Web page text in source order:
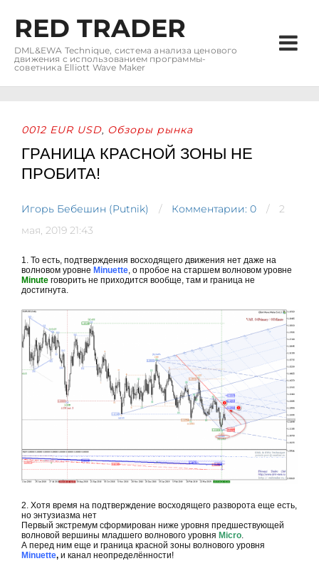
RED TRADER
DML&EWA Technique, система анализа ценового
движения с использованием программы-
советника Elliott Wave Maker
0012 EUR USD, Обзоры рынка
ГРАНИЦА КРАСНОЙ ЗОНЫ НЕ
ПРОБИТА!
Игорь Бебешин (Putnik) Комментарии: 0
2
мая, 2019 21:43
1. То есть, подтверждения восходящего движения нет даже на
волновом уровне Minuette, о пробое на старшем волновом уровне
Minute говорить не приходится вообще, там и граница не
достигнута.
2. Хотя время на подтверждение восходящего разворота еще есть,
но энтузиазма нет
Первый экстремум сформирован ниже уровня предшествующей
волновой вершины младшего волнового уровня Micro.
А перед ним еще и граница красной зоны волнового уровня
Minuette, и канал неопределённости!